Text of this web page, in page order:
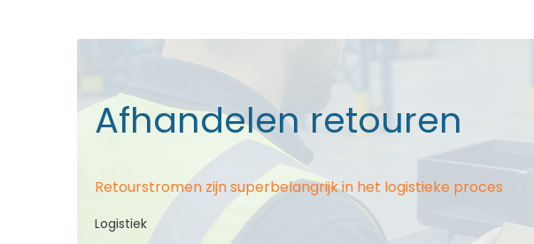
Afhandelen retouren
Retourstromen zijn superbelangrijk in het logistieke proces
Logistiek